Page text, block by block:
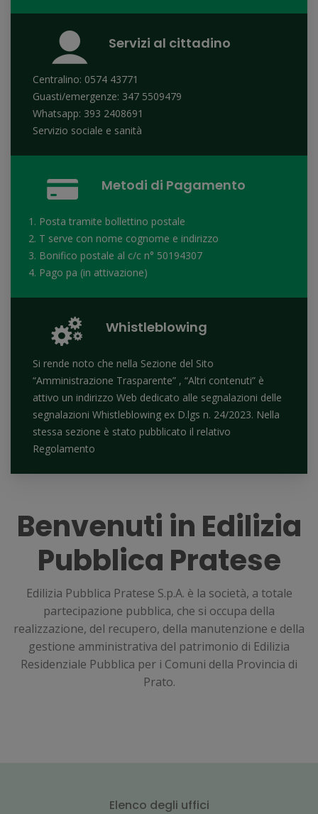
Servizi al cittadino
Centralino: 0574 43771
Guasti/emergenze: 347 5509479
Whatsapp: 393 2408691
Servizio sociale e sanità
Metodi di Pagamento
1. Posta tramite bollettino postale
2. T serve con nome cognome e indirizzo
3. Bonifico postale al c/c n° 50194307
4. Pago pa (in attivazione)
Whistleblowing
Si rende noto che nella Sezione del Sito
“Amministrazione Trasparente” , “Altri contenuti” è
attivo un indirizzo Web dedicato alle segnalazioni delle
segnalazioni Whistleblowing ex D.lgs n. 24/2023. Nella
stessa sezione è stato pubblicato il relativo
Regolamento
Benvenuti in Edilizia
Pubblica Pratese
Edilizia Pubblica Pratese S.p.A. è la società, a totale
partecipazione pubblica, che si occupa della
realizzazione, del recupero, della manutenzione e della
gestione amministrativa del patrimonio di Edilizia
Residenziale Pubblica per i Comuni della Provincia di
Prato.
Elenco degli uffici